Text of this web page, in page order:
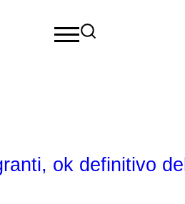
ok definitivo